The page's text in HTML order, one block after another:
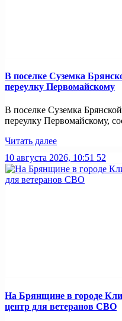
В поселке Суземка
переулку Первомайскому
В поселке Суземка
переулку Первомайскому,
Читать далее
10 августа 2026, 10:51 52
На Брянщине в городе
центр для ветеранов СВО